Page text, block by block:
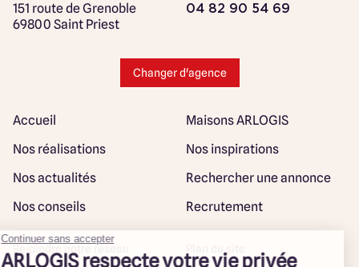
151 route de Grenoble
69800 Saint Priest
04 82 90 54 69
Changer d'agence
Accueil
Maisons ARLOGIS
Nos réalisations
Nos inspirations
Nos actualités
Rechercher une annonce
Nos conseils
Recrutement
Rejoindre notre réseau